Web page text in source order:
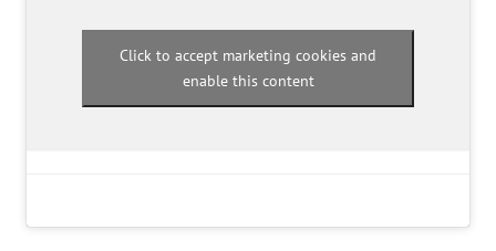
Click to accept marketing cookies and
enable this content